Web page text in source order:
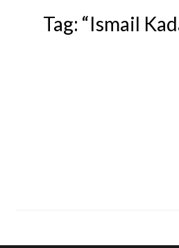
Tag: “Ismail